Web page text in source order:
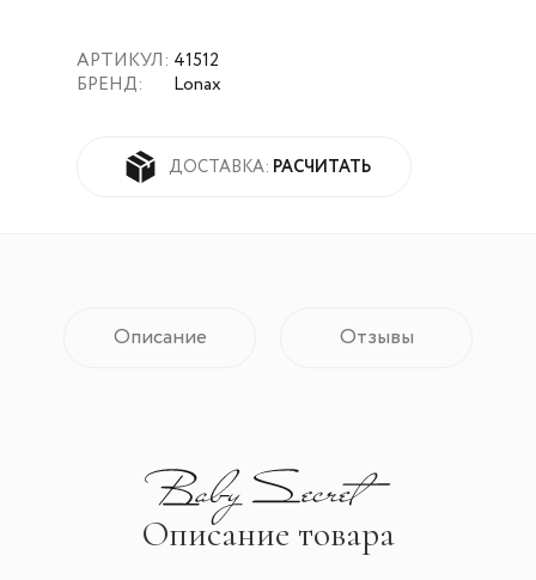
АРТИКУЛ:
БРЕНД:
41512
Lonax
ДОСТАВКА: РАСЧИТАТЬ
Описание Отзывы
Описание товара